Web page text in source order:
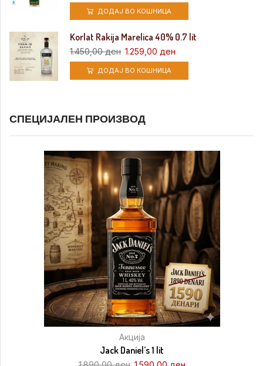
ДОДАЈ ВО КОШНИЦА
Korlat Rakija Marelica 40% 0.7 lit
1.450,00ден 1.259,00 ден
ДОДАЈ ВО КОШНИЦА
СПЕЦИЈАЛЕН ПРОИЗВОД
Акција
Jack Daniel’s 1 lit